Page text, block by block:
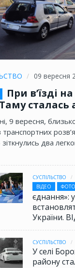
09 вересня
При в’їзді
сталась
9 вересня,
транспортних
два
СУСПІЛЬСТВО
ВІДЕО
ФОТО
єднання»:
України.
СУСПІЛЬСТВО
У селі
району